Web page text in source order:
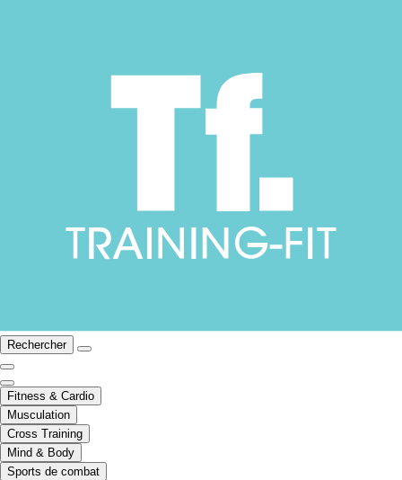
Rechercher
Fitness & Cardio
Musculation
Cross Training
Mind & Body
Sports de combat